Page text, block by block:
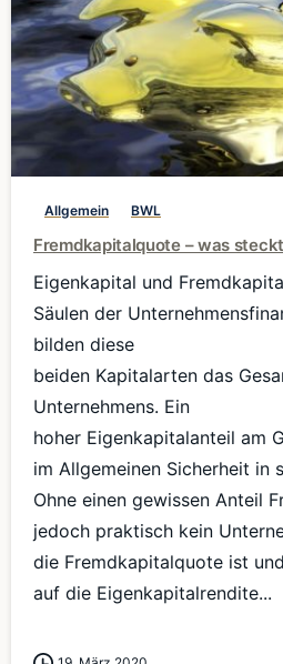
Allgemein BWL
Fremdkapitalquote – was
Eigenkapital und
Säulen der
bilden diese
beiden Kapitalarten das
Unternehmens. Ein
hoher Eigenkapitalanteil am
im Allgemeinen Sicherheit in
Ohne einen gewissen Anteil
jedoch praktisch kein
die Fremdkapitalquote ist
auf die Eigenkapitalrendite...